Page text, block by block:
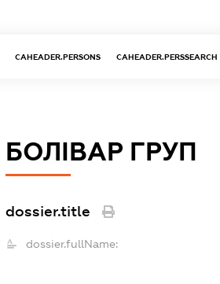
CAHEADER.PERSONS CAHEADER.PERSSEARCH
БОЛІВАР ГРУП
dossier.title
dossier.fullName: